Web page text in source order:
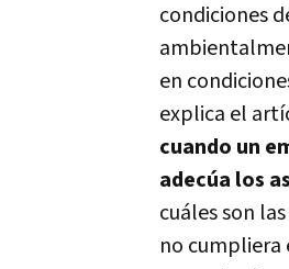
condiciones
en
explica el
cuando un
adecúa los
cuáles son
no